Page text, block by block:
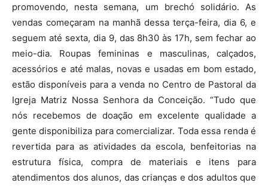
promovendo, nesta semana, um brechó solidário. As
vendas começaram na manhã dessa terça-feira, dia 6, e
seguem até sexta, dia 9, das 8h30 às 17h, sem fechar ao
meio-dia. Roupas femininas e masculinas, calçados,
acessórios e até malas, novas e usadas em bom estado,
estão disponíveis para a venda no Centro de Pastoral da
Igreja Matriz Nossa Senhora da Conceição. “Tudo que
nós recebemos de doação em excelente qualidade a
gente disponibiliza para comercializar. Toda essa renda é
revertida para as atividades da escola, benfeitorias na
estrutura física, compra de materiais e itens para
atendimentos dos alunos, das crianças e dos adultos que